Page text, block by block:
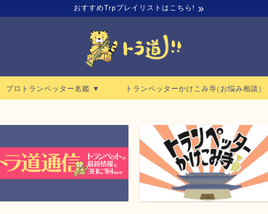
おすすめTrpプレイリストはこちら!
プロトランペッター名鑑 ▼ トランペッターかけこみ寺(お悩み相談)